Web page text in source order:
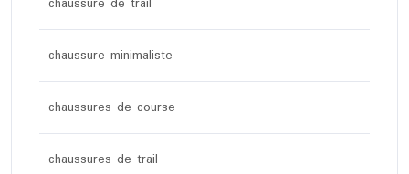
chaussure minimaliste
chaussures de course
chaussures de trail